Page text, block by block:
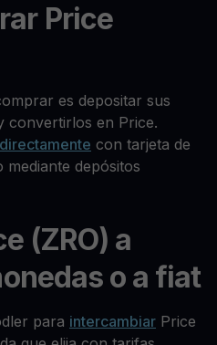
Price
es depositar sus
convertirlos en Price.
directamente con tarjeta de
depósitos
(ZRO) a
o a fiat
para intercambiar Price